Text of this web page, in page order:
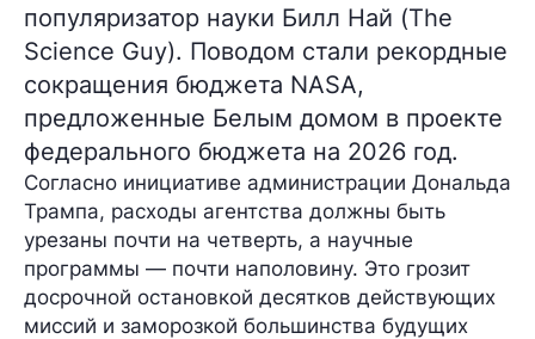
популяризатор науки Билл Най (The
Science Guy). Поводом стали рекордные
сокращения бюджета NASA,
предложенные Белым домом в проекте
федерального бюджета на 2026 год.
Согласно инициативе администрации Дональда
Трампа, расходы агентства должны быть
урезаны почти на четверть, а научные
программы — почти наполовину. Это грозит
досрочной остановкой десятков действующих
миссий и заморозкой большинства будущих